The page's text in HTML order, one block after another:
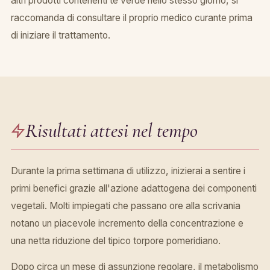
raccomanda di consultare il proprio medico curante prima
di iniziare il trattamento.
Risultati attesi nel tempo
Durante la prima settimana di utilizzo, inizierai a sentire i
primi benefici grazie all'azione adattogena dei componenti
vegetali. Molti impiegati che passano ore alla scrivania
notano un piacevole incremento della concentrazione e
una netta riduzione del tipico torpore pomeridiano.
Dopo circa un mese di assunzione regolare, il metabolismo